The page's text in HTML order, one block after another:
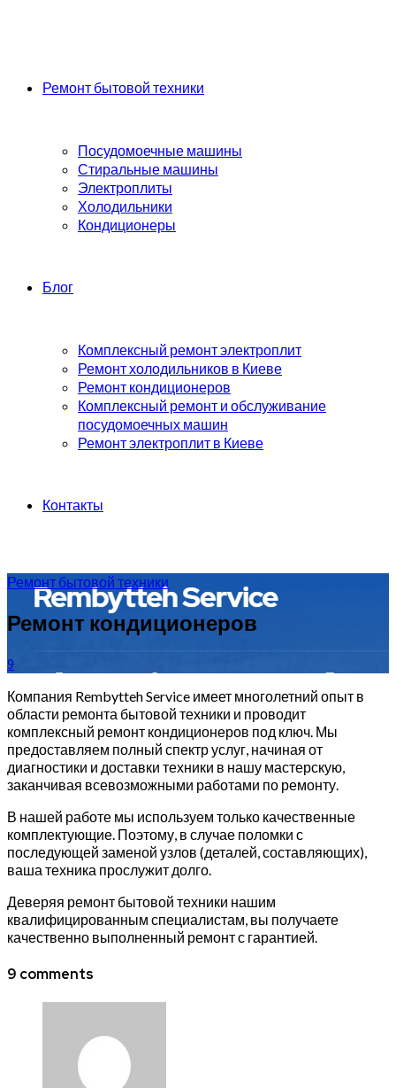
Ремонт бытовой техники
Посудомоечные машины
Стиральные машины
Электроплиты
Холодильники
Кондиционеры
Блог
Комплексный ремонт электроплит
Ремонт холодильников в Киеве
Ремонт кондиционеров
Комплексный ремонт и обслуживание
посудомоечных машин
Ремонт электроплит в Киеве
Контакты
Ремонт бытовой техники
Ремонт кондиционеров
9
Компания Rembytteh Service имеет многолетний опыт в
области ремонта бытовой техники и проводит
комплексный ремонт кондиционеров под ключ. Мы
предоставляем полный спектр услуг, начиная от
диагностики и доставки техники в нашу мастерскую,
заканчивая всевозможными работами по ремонту.
В нашей работе мы используем только качественные
комплектующие. Поэтому, в случае поломки с
последующей заменой узлов (деталей, составляющих),
ваша техника прослужит долго.
Деверяя ремонт бытовой техники нашим
квалифицированным специалистам, вы получаете
качественно выполненный ремонт с гарантией.
9 comments